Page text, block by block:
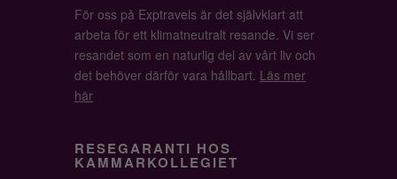
För oss på Exptravels är det självklart att
arbeta för ett klimatneutralt resande. Vi ser
resandet som en naturlig del av vårt liv och
det behöver därför vara hållbart. Läs mer
här
RESEGARANTI HOS
KAMMARKOLLEGIET